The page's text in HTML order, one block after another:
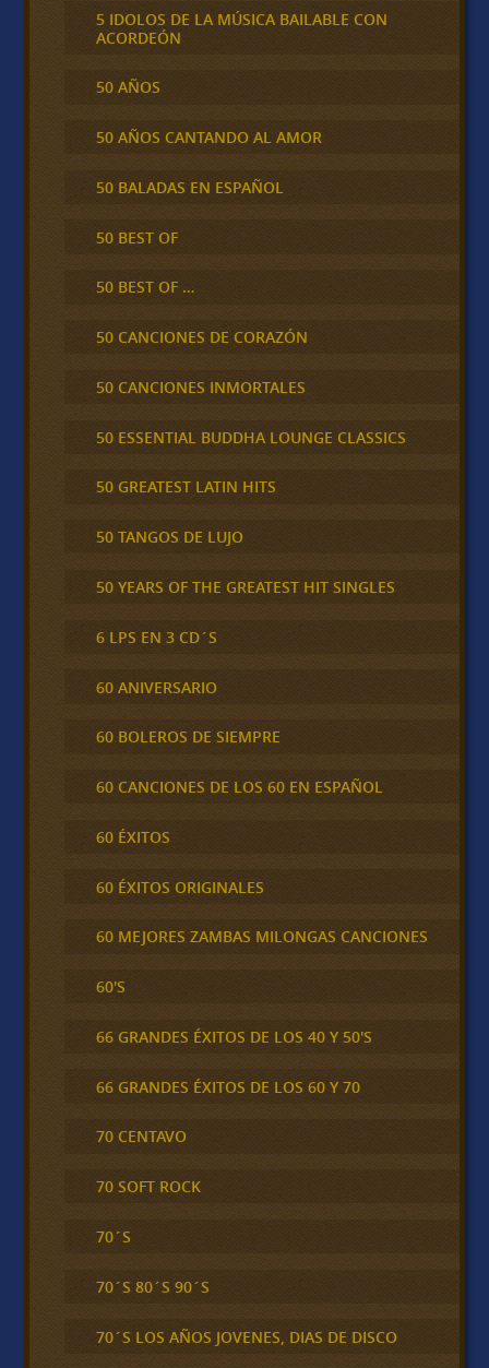
5 IDOLOS DE LA MÚSICA BAILABLE CON
ACORDEÓN
50 AÑOS
50 AÑOS CANTANDO AL AMOR
50 BALADAS EN ESPAÑOL
50 BEST OF
50 BEST OF …
50 CANCIONES DE CORAZÓN
50 CANCIONES INMORTALES
50 ESSENTIAL BUDDHA LOUNGE CLASSICS
50 GREATEST LATIN HITS
50 TANGOS DE LUJO
50 YEARS OF THE GREATEST HIT SINGLES
6 LPS EN 3 CD´S
60 ANIVERSARIO
60 BOLEROS DE SIEMPRE
60 CANCIONES DE LOS 60 EN ESPAÑOL
60 ÉXITOS
60 ÉXITOS ORIGINALES
60 MEJORES ZAMBAS MILONGAS CANCIONES
60'S
66 GRANDES ÉXITOS DE LOS 40 Y 50'S
66 GRANDES ÉXITOS DE LOS 60 Y 70
70 CENTAVO
70 SOFT ROCK
70´S
70´S 80´S 90´S
70´S LOS AÑOS JOVENES, DIAS DE DISCO